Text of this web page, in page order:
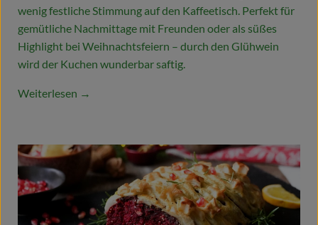
wenig festliche Stimmung auf den Kaffeetisch. Perfekt für
gemütliche Nachmittage mit Freunden oder als süßes
Highlight bei Weihnachtsfeiern – durch den Glühwein
wird der Kuchen wunderbar saftig.
Weiterlesen →